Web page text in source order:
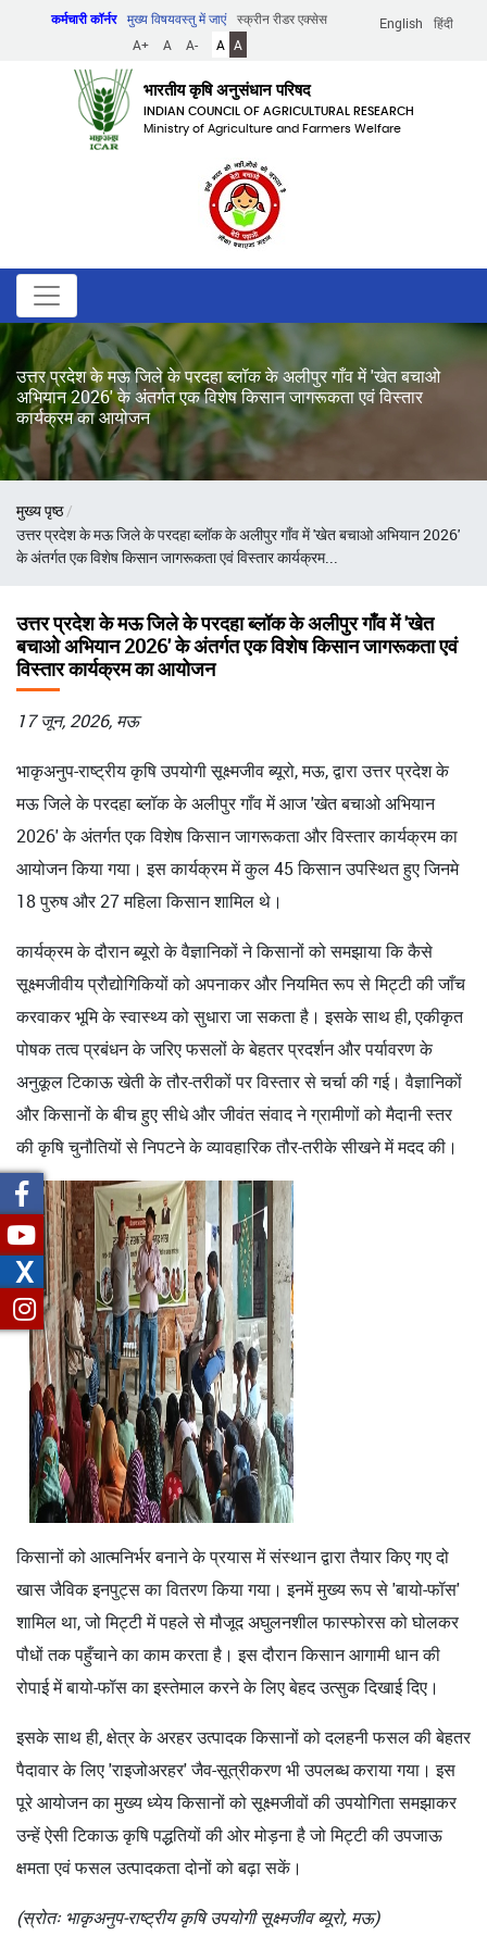
English हिंदी
कर्मचारी कॉर्नर मुख्य विषयवस्तु में जाएं
स्क्रीन रीडर एक्सेस
A+
A A- A A
भारतीय कृषि अनुसंधान परिषद
INDIAN COUNCIL OF AGRICULTURAL RESEARCH
Ministry of Agriculture and Farmers Welfare
उत्तर प्रदेश के मऊ जिले के परदहा ब्लॉक के अलीपुर गाँव में 'खेत बचाओ
अभियान 2026' के अंतर्गत एक विशेष किसान जागरूकता एवं विस्तार
कार्यक्रम का आयोजन
पग
चिन्ह
मुख्य पृष्ठ
उत्तर प्रदेश के मऊ जिले के परदहा ब्लॉक के अलीपुर गाँव में 'खेत बचाओ अभियान 2026'
के अंतर्गत एक विशेष किसान जागरूकता एवं विस्तार कार्यक्रम...
उत्तर प्रदेश के मऊ जिले के परदहा ब्लॉक के अलीपुर गाँव में 'खेत
बचाओ अभियान 2026' के अंतर्गत एक विशेष किसान जागरूकता एवं
विस्तार कार्यक्रम का आयोजन
17 जून, 2026, मऊ
भाकृअनुप-राष्ट्रीय कृषि उपयोगी सूक्ष्मजीव ब्यूरो, मऊ, द्वारा उत्तर प्रदेश के
मऊ जिले के परदहा ब्लॉक के अलीपुर गाँव में आज 'खेत बचाओ अभियान
2026' के अंतर्गत एक विशेष किसान जागरूकता और विस्तार कार्यक्रम का
आयोजन किया गया। इस कार्यक्रम में कुल 45 किसान उपस्थित हुए जिनमे
18 पुरुष और 27 महिला किसान शामिल थे।
कार्यक्रम के दौरान ब्यूरो के वैज्ञानिकों ने किसानों को समझाया कि कैसे
सूक्ष्मजीवीय प्रौद्योगिकियों को अपनाकर और नियमित रूप से मिट्टी की जाँच
करवाकर भूमि के स्वास्थ्य को सुधारा जा सकता है। इसके साथ ही, एकीकृत
पोषक तत्व प्रबंधन के जरिए फसलों के बेहतर प्रदर्शन और पर्यावरण के
अनुकूल टिकाऊ खेती के तौर-तरीकों पर विस्तार से चर्चा की गई। वैज्ञानिकों
और किसानों के बीच हुए सीधे और जीवंत संवाद ने ग्रामीणों को मैदानी स्तर
की कृषि चुनौतियों से निपटने के व्यावहारिक तौर-तरीके सीखने में मदद की।
किसानों को आत्मनिर्भर बनाने के प्रयास में संस्थान द्वारा तैयार किए गए दो
खास जैविक इनपुट्स का वितरण किया गया। इनमें मुख्य रूप से 'बायो-फॉस'
शामिल था, जो मिट्टी में पहले से मौजूद अघुलनशील फास्फोरस को घोलकर
पौधों तक पहुँचाने का काम करता है। इस दौरान किसान आगामी धान की
रोपाई में बायो-फॉस का इस्तेमाल करने के लिए बेहद उत्सुक दिखाई दिए।
इसके साथ ही, क्षेत्र के अरहर उत्पादक किसानों को दलहनी फसल की बेहतर
पैदावार के लिए 'राइजोअरहर' जैव-सूत्रीकरण भी उपलब्ध कराया गया। इस
पूरे आयोजन का मुख्य ध्येय किसानों को सूक्ष्मजीवों की उपयोगिता समझाकर
उन्हें ऐसी टिकाऊ कृषि पद्धतियों की ओर मोड़ना है जो मिट्टी की उपजाऊ
क्षमता एवं फसल उत्पादकता दोनों को बढ़ा सकें।
(स्रोतः भाकृअनुप-राष्ट्रीय कृषि उपयोगी सूक्ष्मजीव ब्यूरो, मऊ)
X